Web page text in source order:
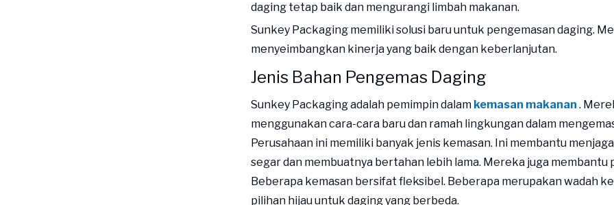
daging tetap baik dan mengurangi limbah makanan.
Sunkey Packaging memiliki solusi baru untuk pengemasan daging.
menyeimbangkan kinerja yang baik dengan keberlanjutan.
Jenis Bahan Pengemas Daging
Sunkey Packaging adalah pemimpin dalam kemasan makanan .
menggunakan cara-cara baru dan ramah lingkungan dalam
Perusahaan ini memiliki banyak jenis kemasan. Ini membantu
segar dan membuatnya bertahan lebih lama. Mereka juga membantu
Beberapa kemasan bersifat fleksibel. Beberapa merupakan wadah
pilihan hijau untuk daging yang berbeda.